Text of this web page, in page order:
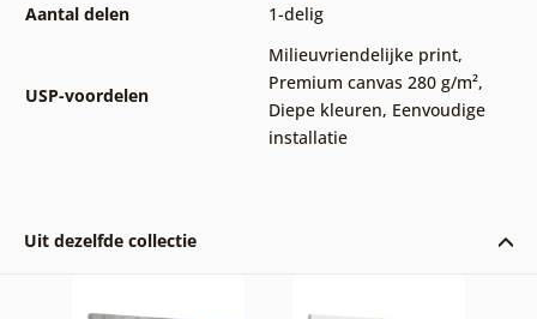
Aantal delen
1-delig
USP-voordelen
Milieuvriendelijke print,
Premium canvas 280 g/m²,
Diepe kleuren, Eenvoudige
installatie
Uit dezelfde collectie